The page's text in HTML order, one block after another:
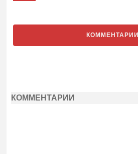
КОММЕНТАРИИ
КОММЕНТАРИИ